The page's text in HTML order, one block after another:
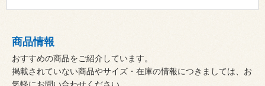
商品情報
おすすめの商品をご紹介しています。
掲載されていない商品やサイズ・在庫の情報につきましては、お